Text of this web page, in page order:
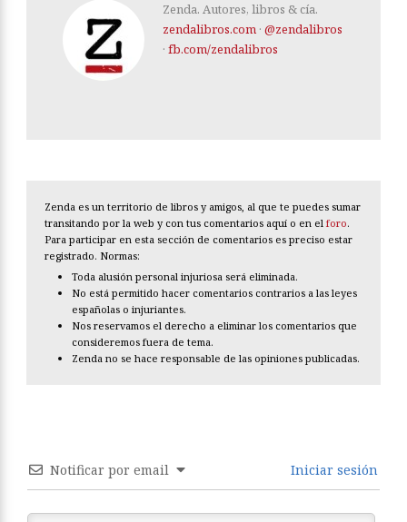
Zenda. Autores, libros & cía.
zendalibros.com · @zendalibros
· fb.com/zendalibros
Zenda es un territorio de libros y amigos, al que te puedes sumar
transitando por la web y con tus comentarios aquí o en el foro.
Para participar en esta sección de comentarios es preciso estar
registrado. Normas:
Toda alusión personal injuriosa será eliminada.
No está permitido hacer comentarios contrarios a las leyes
españolas o injuriantes.
Nos reservamos el derecho a eliminar los comentarios que
consideremos fuera de tema.
Zenda no se hace responsable de las opiniones publicadas.
Notificar por email Iniciar sesión